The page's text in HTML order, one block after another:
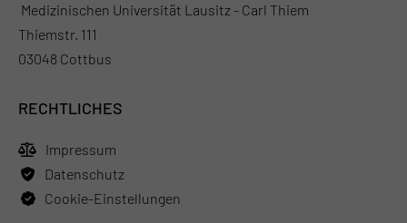
Medizinischen Universität Lausitz - Carl Thiem
Thiemstr. 111
03048 Cottbus
RECHTLICHES
Impressum
Datenschutz
Cookie-Einstellungen